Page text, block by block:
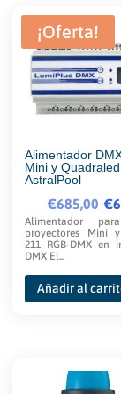
¡Oferta!
Alimentador
Mini y Quadraled
AstralPool
€685,00 El
era:
€
El
es:
Alimentador
proyectores Mini
211 RGB-DMX en
DMX El...
Añadir al